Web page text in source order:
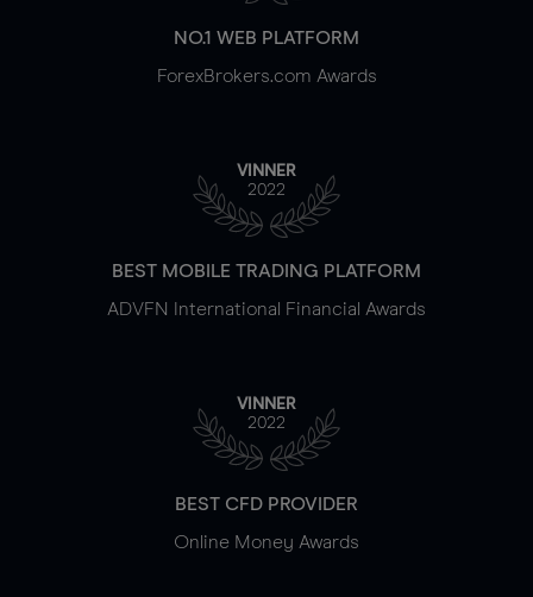
NO.1 WEB PLATFORM
ForexBrokers.com Awards
VINNER
2022
BEST MOBILE TRADING PLATFORM
ADVFN International Financial Awards
VINNER
2022
BEST CFD PROVIDER
Online Money Awards